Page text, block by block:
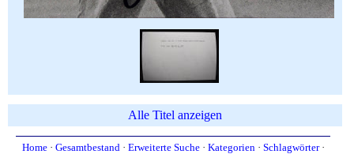
Alle Titel anzeigen
Home· Gesamtbestand· Erweiterte Suche· Kategorien· Schlagwörter·